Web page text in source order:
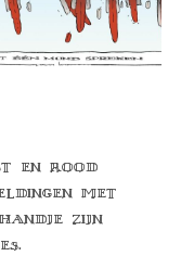
en rood
met
zijn